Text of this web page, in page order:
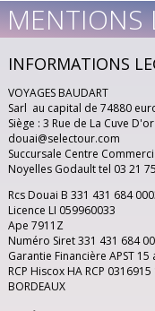
MENTIONS
INFORMATIONS
VOYAGES BAUDART
Sarl au capital de 74880
Siège : 3 Rue de La Cuve
douai@selectour.com
Succursale Centre
Noyelles Godault tel 03 21
Rcs Douai B 331 431 684
Licence LI 059960033
Ape 7911Z
Numéro Siret 331 431 684
Garantie Financière APST
RCP Hiscox HA RCP
BORDEAUX